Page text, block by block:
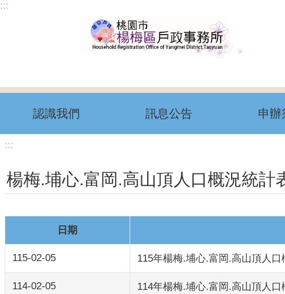
跳到主要內容區塊
:::
認識我們 訊息公告 申辦
:::
楊梅.埔心.富岡.高山頂人口概況統計
日期
115-02-05 115年楊梅.埔心.富岡.高山頂人口
114-02-05 114年楊梅.埔心.富岡.高山頂人口